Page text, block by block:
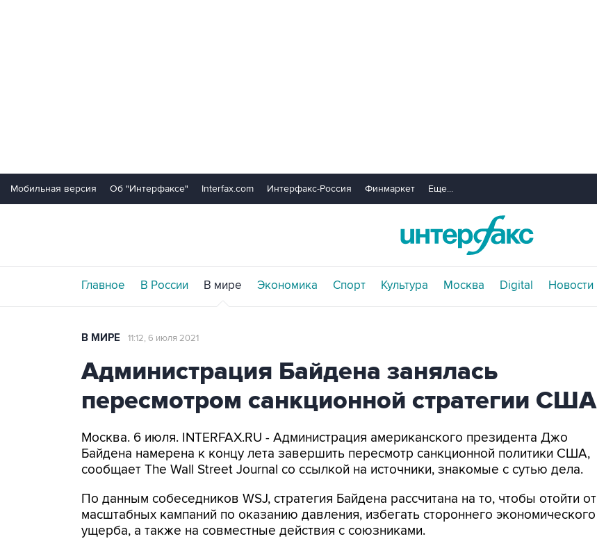
Мобильная версия Об "Интерфаксе" Interfax.com Интерфакс-Россия Финмаркет Еще...
Главное В России В мире Экономика Спорт Культура Москва Digital Новости
В МИРЕ 11:12, 6 июля 2021
Администрация Байдена занялась
пересмотром санкционной стратегии США
Москва. 6 июля. INTERFAX.RU - Администрация американского президента Джо
Байдена намерена к концу лета завершить пересмотр санкционной политики США,
сообщает The Wall Street Journal со ссылкой на источники, знакомые с сутью дела.
По данным собеседников WSJ, стратегия Байдена рассчитана на то, чтобы отойти от
масштабных кампаний по оказанию давления, избегать стороннего экономического
ущерба, а также на совместные действия с союзниками.